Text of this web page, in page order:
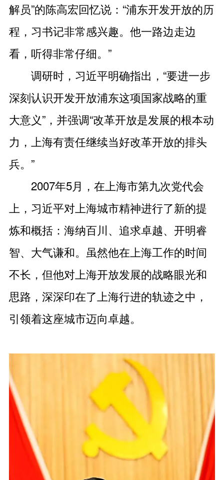
解员”的陈高宏回忆说：“浦东开发开放的历
程，习书记非常感兴趣。他一路边走边
看，听得非常仔细。”
调研时，习近平明确指出，“要进一步
深刻认识开发开放浦东这项国家战略的重
大意义”，并强调“改革开放是发展的根本动
力，上海有责任继续当好改革开放的排头
兵。”
2007年5月，在上海市第九次党代会
上，习近平对上海城市精神进行了新的提
炼和概括：海纳百川、追求卓越、开明睿
智、大气谦和。虽然他在上海工作的时间
不长，但他对上海开放发展的战略眼光和
思路，深深印在了上海行进的轨迹之中，
引领着这座城市迈向卓越。